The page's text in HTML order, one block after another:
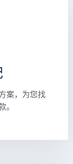
案，为您找
。